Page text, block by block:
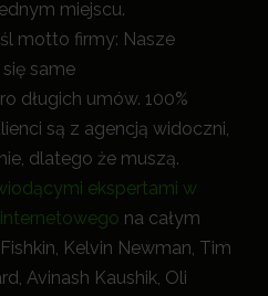
miejscu.
motto firmy: Nasze
same
długich umów. 100%
są z agencją widoczni,
dlatego że muszą.
ekspertami w
na całym
Kelvin Newman, Tim
Avinash Kaushik, Oli